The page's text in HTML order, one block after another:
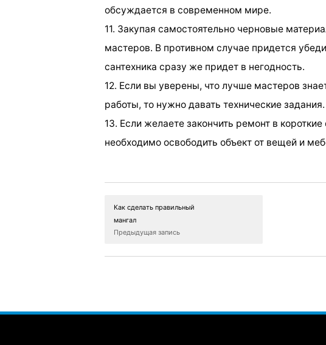
обсуждается в современном мире.
11. Закупая самостоятельно черновые
мастеров. В противном случае придется
сантехника сразу же придет в негодность.
12. Если вы уверены, что лучше мастеров
работы, то нужно давать технические задания.
13. Если желаете закончить ремонт в
необходимо освободить объект от вещей и
Как сделать правильный
мангал
Предыдущая запись